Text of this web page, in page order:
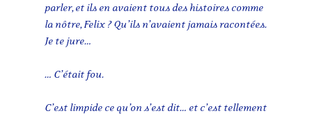
parler, et ils en avaient tous des histoires comme
la nôtre, Felix ? Qu’ils n’avaient jamais racontées.
Je te jure…
… C’était fou.
C’est limpide ce qu’on s’est dit… et c’est tellement